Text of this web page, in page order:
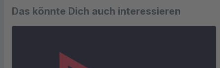
Das könnte Dich auch interessieren